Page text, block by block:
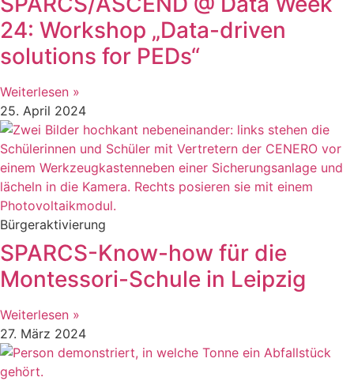
24: Workshop „Data-driven
solutions for PEDs“
Weiterlesen »
25. April 2024
Bürgeraktivierung
SPARCS-Know-how für die
Montessori-Schule in Leipzig
Weiterlesen »
27. März 2024